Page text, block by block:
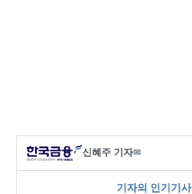
신혜주 기자✉
기자의 인기기사